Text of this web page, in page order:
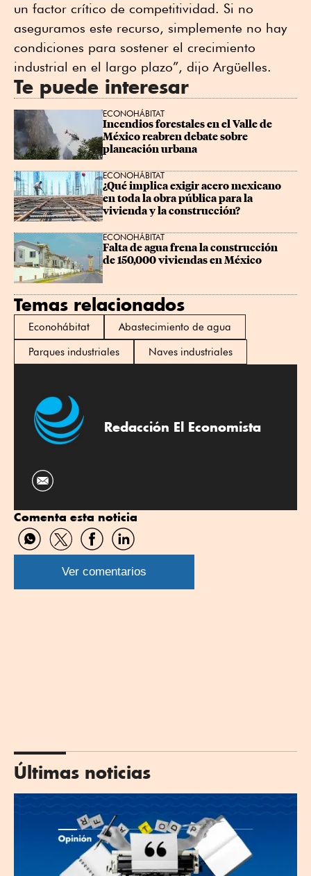
un factor crítico de competitividad. Si no
aseguramos este recurso, simplemente no hay
condiciones para sostener el crecimiento
industrial en el largo plazo”, dijo Argüelles.
Te puede interesar
ECONOHÁBITAT
Incendios forestales en el Valle de
México reabren debate sobre
planeación urbana
ECONOHÁBITAT
¿Qué implica exigir acero mexicano
en toda la obra pública para la
vivienda y la construcción?
ECONOHÁBITAT
Falta de agua frena la construcción
de 150,000 viviendas en México
Temas relacionados
Econohábitat
Abastecimiento de agua
Parques industriales
Naves industriales
Redacción El Economista
Comenta esta noticia
Compartir
por
WhatsApp
Compartir
por
Twitter
Compartir
por
Facebook
Compartir
por
Linkedin
Ver comentarios
Últimas noticias